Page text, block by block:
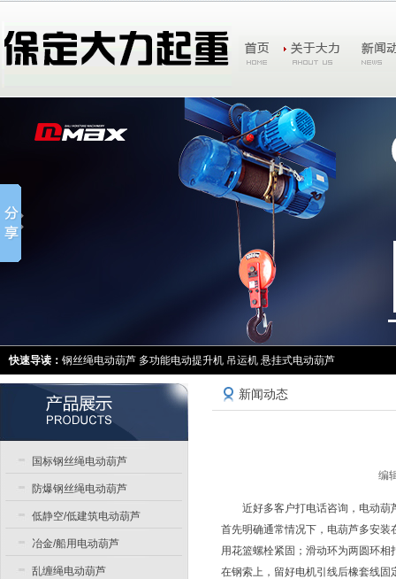
快速导读： 钢丝绳电动葫芦 多功能电动提升机 吊运机 悬挂式电动葫芦
新闻动态
编
近好多客户打电话咨询，电动葫
首先明确通常情况下，电葫芦多安
用花篮螺栓紧固；滑动环为两圆环
在钢索上，留好电机引线后橡套线
国标钢丝绳电动葫芦
防爆钢丝绳电动葫芦
低静空/低建筑电动葫芦
冶金/船用电动葫芦
乱缠绳电动葫芦